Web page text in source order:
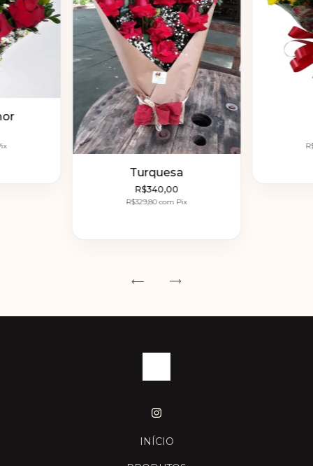
Turquesa
R$340,00
R$329,80com Pix
INÍCIO